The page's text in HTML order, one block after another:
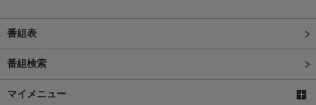
番組表
番組検索
マイメニュー